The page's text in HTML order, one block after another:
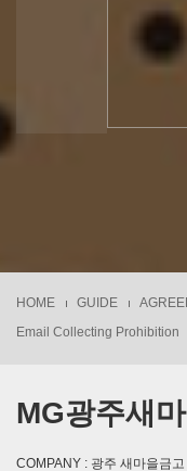
HOME GUIDE
Email Collecting Prohibition
MG광주새
COMPANY : 광주 새마을금